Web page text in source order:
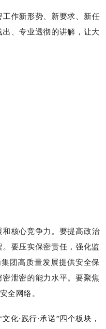
作新形势、新要求、新任
、专业透彻的讲解，让大
核心竞争力。要提高政治
要压实保密责任，强化监
团高质量发展提供安全保
泄密的能力水平。要聚焦
全网络。
化·践行·承诺”四个板块，